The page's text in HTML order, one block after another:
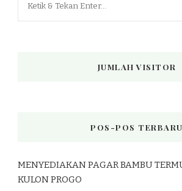
JUMLAH VISITOR
POS-POS TERBARU
MENYEDIAKAN PAGAR BAMBU
KULON PROGO